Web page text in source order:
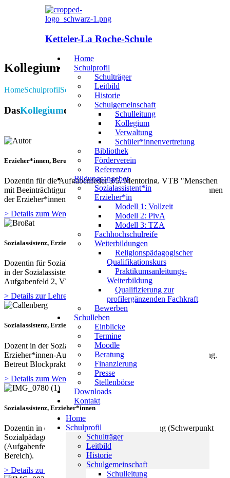
Ketteler-La Roche-Schule
Home
Schulprofil
Schulträger
Leitbild
Historie
Schulgemeinschaft
Schulleitung
Kollegium
Verwaltung
Schüler*innenvertretung
Bibliothek
Förderverein
Referenzen
Bildungsangebot
Sozialassistent*in
Erzieher*in
Modell 1: Vollzeit
Modell 2: PivA
Modell 3: TZA
Fachhochschulreife
Weiterbildungen
Religionspädagogischer
Qualifikationskurs
Praktikumsanleitungs-
Weiterbildung
Qualifizierung zur
profilergänzenden Fachkraft
Bewerben
Schulleben
Einblicke
Termine
Moodle
Beratung
Finanzierung
Presse
Stellenbörse
Downloads
Kontakt
Home
Schulprofil
Schulträger
Leitbild
Historie
Schulgemeinschaft
Schulleitung
Kollegium
HomeSchulprofilSchulgemeinschaft
DasKollegiumder Ketteler-La Roche-Schule
Erzieher*innen, Berufspraktikum
Dozentin für die Aufgabenfeder 3/5, Mentoring, VTB "Menschen
mit Beeinträchtigung" sowie Betreuung der Berufspraktikant*innen
der Erzieher*innenausbildung.
> Details zum Werdegang
Sozialassistenz, Erzieher*innen
Dozentin für Sozialpflege, gewählter Schwerpunkt Sozialpädagogik
in der Sozialassistenz sowie in der Erzieher*innenausbildung
Aufgabenfeld 2, VTB U3.
> Details zur Lehre
Sozialassistenz, Erzieher*innen
Dozent in der Sozialassistent*innen-Ausbildung und in der
Erzieher*innen-Ausbildung, Schwerpunkt Musik und Gestaltung.
Betreut Blockpraktikant*innen in beiden Ausbildungsgängen.
> Details zum Werdegang
Sozialassistenz, Erzieher*innen
Dozentin in der Sozialassistent*innen-Ausbildung (Schwerpunkt
Sozialpädagogik) und in der Erzieher*innenausbildung
(Aufgabenfeld 2, VTB U 3 und schulischer/außerschulischer
Bereich).
> Details zu Ausbildung & Motivation